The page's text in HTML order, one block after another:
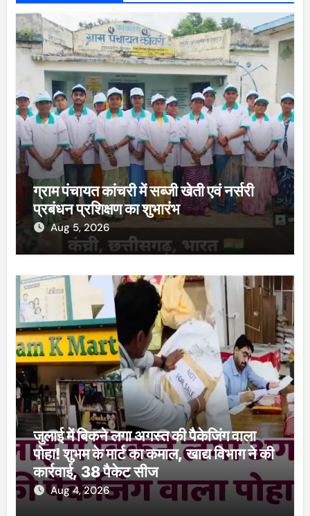
ग्राम पंचायत कांचरी में सब्जी खेती एवं नर्सरी
प्रबंधन प्रशिक्षण का शुभारंभ
Aug 5, 2026
जुलाई में बिकने लगा अगस्त की पैकेजिंग वाला
पोहा! शुभम के मार्ट का कमाल, खाद्य विभाग ने की
कार्रवाई, 38 पैकेट सीज
Aug 4, 2026